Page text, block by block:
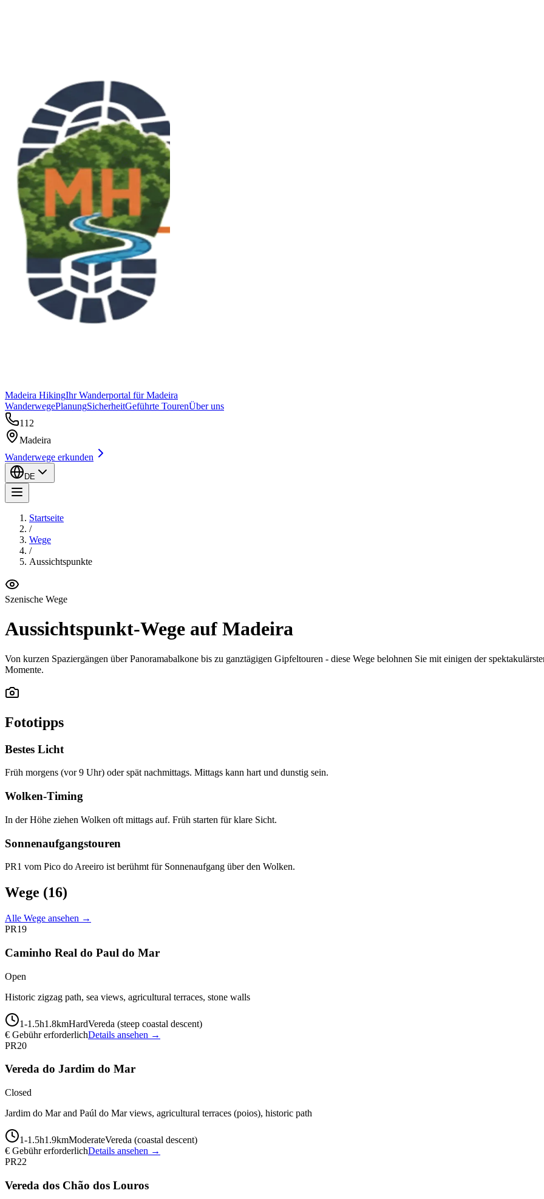
Madeira HikingIhr Wanderportal für Madeira
WanderwegePlanungSicherheitGeführte TourenÜber uns
112
Madeira
Wanderwege erkunden
DE
Startseite
/
Wege
/
Aussichtspunkte
Szenische Wege
Aussichtspunkt-Wege auf Madeira
Von kurzen Spaziergängen über Panoramabalkone bis zu ganztägigen Gipfeltouren - diese Wege belohnen Sie mit einigen der
Momente.
Fototipps
Bestes Licht
Früh morgens (vor 9 Uhr) oder spät nachmittags. Mittags kann hart und dunstig sein.
Wolken-Timing
In der Höhe ziehen Wolken oft mittags auf. Früh starten für klare Sicht.
Sonnenaufgangstouren
PR1 vom Pico do Areeiro ist berühmt für Sonnenaufgang über den Wolken.
Wege (16)
Alle Wege ansehen →
PR19
Caminho Real do Paul do Mar
Open
Historic zigzag path, sea views, agricultural terraces, stone walls
1-1.5h1.8kmHardVereda (steep coastal descent)
€ Gebühr erforderlichDetails ansehen →
PR20
Vereda do Jardim do Mar
Closed
Jardim do Mar and Paúl do Mar views, agricultural terraces (poios), historic path
1-1.5h1.9kmModerateVereda (coastal descent)
€ Gebühr erforderlichDetails ansehen →
PR22
Vereda dos Chão dos Louros